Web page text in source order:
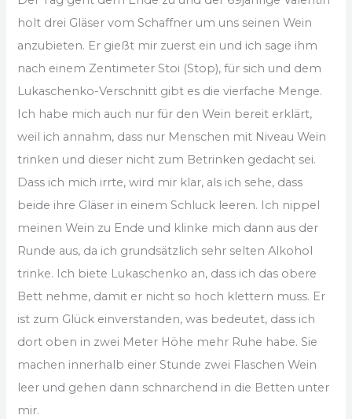
holt drei Gläser vom Schaffner um uns seinen Wein
anzubieten. Er gießt mir zuerst ein und ich sage ihm
nach einem Zentimeter Stoi (Stop), für sich und dem
Lukaschenko-Verschnitt gibt es die vierfache Menge.
Ich habe mich auch nur für den Wein bereit erklärt,
weil ich annahm, dass nur Menschen mit Niveau Wein
trinken und dieser nicht zum Betrinken gedacht sei.
Dass ich mich irrte, wird mir klar, als ich sehe, dass
beide ihre Gläser in einem Schluck leeren. Ich nippel
meinen Wein zu Ende und klinke mich dann aus der
Runde aus, da ich grundsätzlich sehr selten Alkohol
trinke. Ich biete Lukaschenko an, dass ich das obere
Bett nehme, damit er nicht so hoch klettern muss. Er
ist zum Glück einverstanden, was bedeutet, dass ich
dort oben in zwei Meter Höhe mehr Ruhe habe. Sie
machen innerhalb einer Stunde zwei Flaschen Wein
leer und gehen dann schnarchend in die Betten unter
mir.